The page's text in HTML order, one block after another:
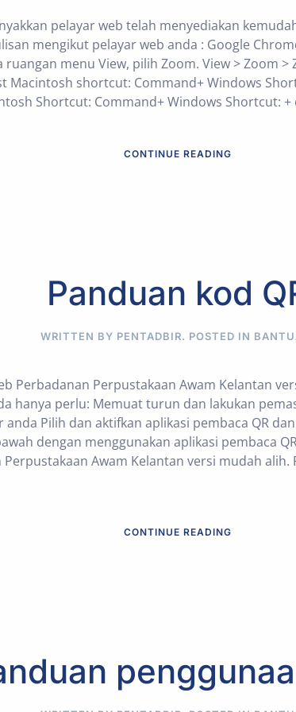
pelayar web telah menyediakan
mengikut pelayar web anda : Google
menu View, pilih Zoom. View > Zoom
Macintosh shortcut: Command+ Windows
Shortcut: Command+ Windows Shortcut: +
CONTINUE READING
Panduan kod
WRITTEN BY PENTADBIR. POSTED IN
Perbadanan Perpustakaan Awam Kelantan
hanya perlu: Memuat turun dan lakukan
Pilih dan aktifkan aplikasi pembaca QR
dengan menggunakan aplikasi pembaca
Awam Kelantan versi mudah
CONTINUE READING